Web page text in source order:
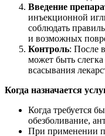
Введение
инъекционной
соблюдать
и возможных
Контроль: После
может быть
всасывания
Когда назначается
Когда требуется
обезболивание,
При применении